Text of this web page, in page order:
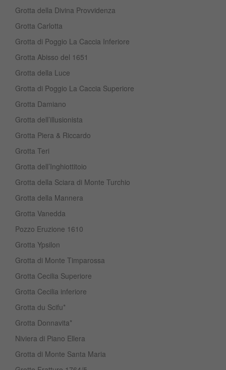
Grotta della Divina Provvidenza
Grotta Carlotta
Grotta di Poggio La Caccia Inferiore
Grotta Abisso del 1651
Grotta della Luce
Grotta di Poggio La Caccia Superiore
Grotta Damiano
Grotta dell’illusionista
Grotta Piera & Riccardo
Grotta Teri
Grotta dell’Inghiottitoio
Grotta della Sciara di Monte Turchio
Grotta della Mannera
Grotta Vanedda
Pozzo Eruzione 1610
Grotta Ypsilon
Grotta di Monte Timparossa
Grotta Cecilia Superiore
Grotta Cecilia inferiore
Grotta du Scifu*
Grotta Donnavita*
Niviera di Piano Ellera
Grotta di Monte Santa Maria